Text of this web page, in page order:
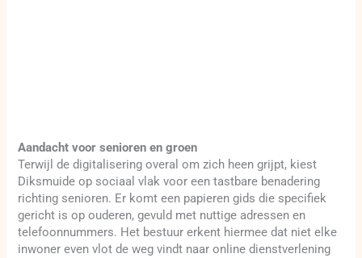
Aandacht voor senioren en groen
Terwijl de digitalisering overal om zich heen grijpt, kiest
Diksmuide op sociaal vlak voor een tastbare benadering
richting senioren. Er komt een papieren gids die specifiek
gericht is op ouderen, gevuld met nuttige adressen en
telefoonnummers. Het bestuur erkent hiermee dat niet elke
inwoner even vlot de weg vindt naar online dienstverlening